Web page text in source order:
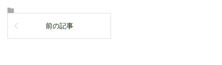
前の記事